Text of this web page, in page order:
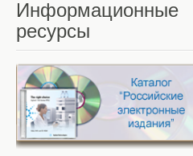
Информационные
ресурсы